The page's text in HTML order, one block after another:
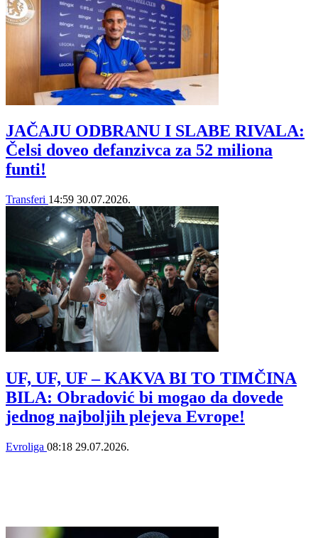
JAČAJU ODBRANU I SLABE RIVALA:
Čelsi doveo defanzivca za 52 miliona
funti!
Transferi 14:59 30.07.2026.
UF, UF, UF – KAKVA BI TO TIMČINA
BILA: Obradović bi mogao da dovede
jednog najboljih plejeva Evrope!
Evroliga 08:18 29.07.2026.